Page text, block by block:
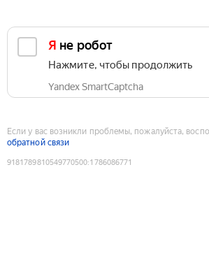
Я не робот
Нажмите, чтобы продолжить
Yandex SmartCaptcha
Если у вас возникли проблемы, пожалуйста,
обратной связи
9181789810549770500:1786086771